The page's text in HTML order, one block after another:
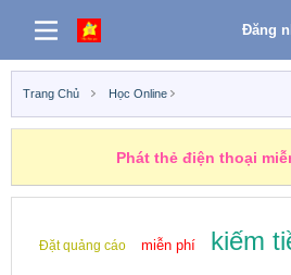
Đăng
Trang Chủ Học Online
Phát thẻ điện thoại
Đặt quảng cáo miễn phí kiếm